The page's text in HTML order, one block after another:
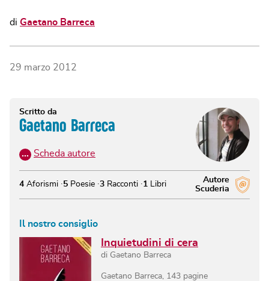
di Gaetano Barreca
29 marzo 2012
Scritto da
Gaetano Barreca
… Scheda autore
Autore
Scuderia
4 Aforismi 5 Poesie 3 Racconti 1 Libri
Il nostro consiglio
Inquietudini di cera
di Gaetano Barreca
Gaetano Barreca 143 pagine